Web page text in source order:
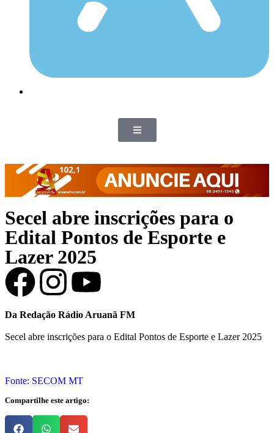
Secel abre inscrições para o
Edital Pontos de Esporte e
Lazer 2025
Da Redação Rádio Aruanã FM
Secel abre inscrições para o Edital Pontos de Esporte e Lazer 2025
Fonte: SECOM MT
Compartilhe este artigo: